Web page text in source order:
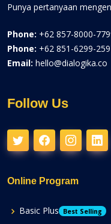
Punya pertanyaan
Phone: +62 857-8000-
Phone: +62 851-6299-
Email: hello@dialogika.co
Follow Us
Online Program
Basic Plus Best Selling